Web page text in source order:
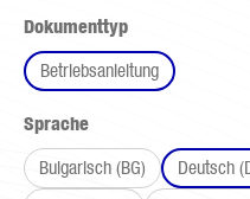
Dokumenttypauswählen
Betriebsanleitung
Spracheauswählen
Bulgarisch (BG)
Deutsch